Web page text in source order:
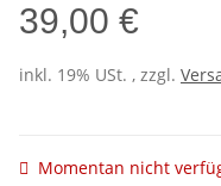
39,00 €
inkl. 19% USt. , zzgl.
Momentan nicht